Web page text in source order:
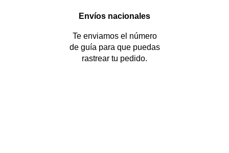
Envíos nacionales
Te enviamos el número
de guía para que puedas
rastrear tu pedido.